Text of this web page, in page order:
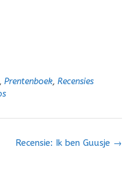
, Prentenboek, Recensies
Recensie: Ik ben Guusje →